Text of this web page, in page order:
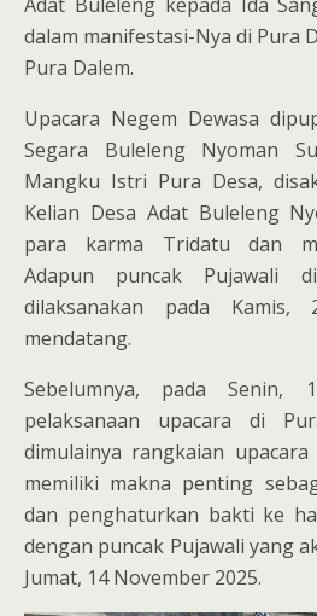
dalam manifestasi-Nya di Pura
Pura Dalem.
Upacara Negem Dewasa
Segara Buleleng Nyoman
Mangku Istri Pura Desa,
Kelian Desa Adat Buleleng
para karma Tridatu dan
Adapun puncak Pujawali
dilaksanakan pada Kamis,
mendatang.
Sebelumnya, pada Senin,
pelaksanaan upacara di
dimulainya rangkaian
memiliki makna penting
dan penghaturkan bakti ke
dengan puncak Pujawali yang
Jumat, 14 November 2025.